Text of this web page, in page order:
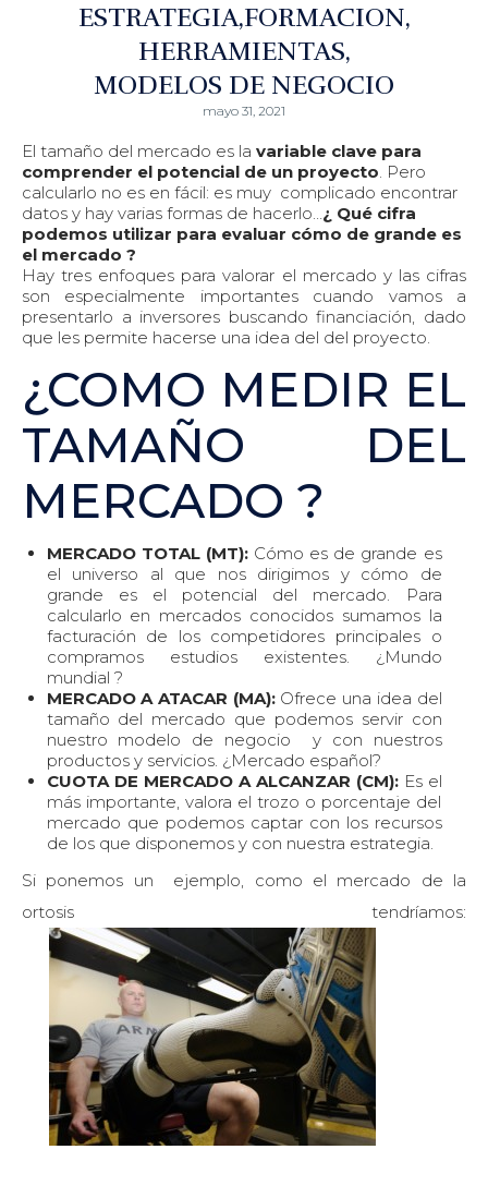
ESTRATEGIA FORMACION
HERRAMIENTAS
MODELOS DE NEGOCIO
mayo 31, 2021
El tamaño del mercado es la variable clave para
comprender el potencial de un proyecto. Pero
calcularlo no es en fácil: es muy complicado encontrar
datos y hay varias formas de hacerlo…¿ Qué cifra
podemos utilizar para evaluar cómo de grande es
el mercado ?
Hay tres enfoques para valorar el mercado y las cifras
son especialmente importantes cuando vamos a
presentarlo a inversores buscando financiación, dado
que les permite hacerse una idea del del proyecto.
¿COMO MEDIR EL
TAMAÑO DEL
MERCADO ?
MERCADO TOTAL (MT): Cómo es de grande es
el universo al que nos dirigimos y cómo de
grande es el potencial del mercado. Para
calcularlo en mercados conocidos sumamos la
facturación de los competidores principales o
compramos estudios existentes. ¿Mundo
mundial ?
MERCADO A ATACAR (MA): Ofrece una idea del
tamaño del mercado que podemos servir con
nuestro modelo de negocio y con nuestros
productos y servicios. ¿Mercado español?
CUOTA DE MERCADO A ALCANZAR (CM):Es el
más importante, valora el trozo o porcentaje del
mercado que podemos captar con los recursos
de los que disponemos y con nuestra estrategia.
Si ponemos un ejemplo, como el mercado de la
ortosis tendríamos: